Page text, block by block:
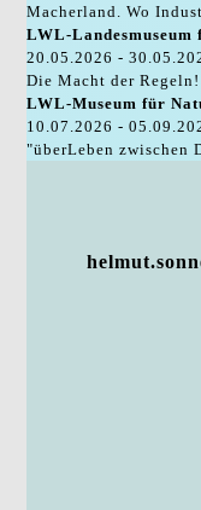
Macherland. Wo
LWL-
20.05.2026 -
Die Macht der Regeln!
LWL-Museum für
10.07.2026 -
"überLeben zwischen